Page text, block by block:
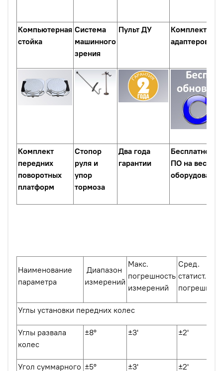
Компьютерная
стойка
Система
машинного
зрения
Пульт ДУ
Комплект
адаптеров
Комплект
передних
поворотных
платформ
Стопор
руля и
упор
тормоза
Два года
гарантии
Бесплатное
ПО на весь
оборудования
Наименование
параметра
Диапазон
измерений
Макс.
погрешность
измерений
Сред.
статист.
Углы установки передних колес
Углы развала
колес
±8º ±3' ±2'
Угол суммарного ±5º ±3' ±2'